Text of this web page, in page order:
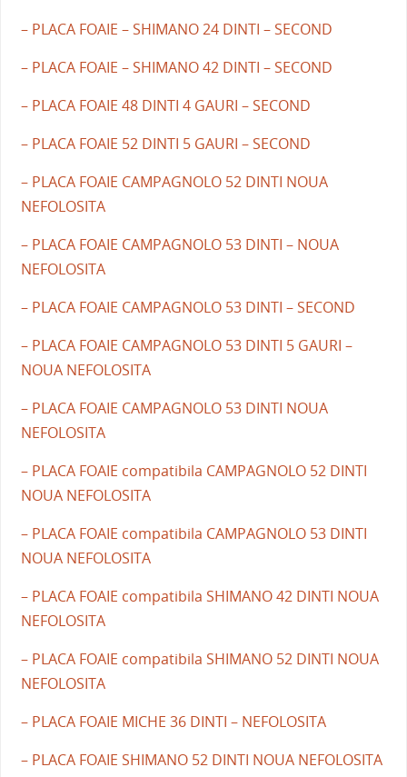
– PLACA FOAIE – SHIMANO 24 DINTI – SECOND
– PLACA FOAIE – SHIMANO 42 DINTI – SECOND
– PLACA FOAIE 48 DINTI 4 GAURI – SECOND
– PLACA FOAIE 52 DINTI 5 GAURI – SECOND
– PLACA FOAIE CAMPAGNOLO 52 DINTI NOUA
NEFOLOSITA
– PLACA FOAIE CAMPAGNOLO 53 DINTI – NOUA
NEFOLOSITA
– PLACA FOAIE CAMPAGNOLO 53 DINTI – SECOND
– PLACA FOAIE CAMPAGNOLO 53 DINTI 5 GAURI –
NOUA NEFOLOSITA
– PLACA FOAIE CAMPAGNOLO 53 DINTI NOUA
NEFOLOSITA
– PLACA FOAIE compatibila CAMPAGNOLO 52 DINTI
NOUA NEFOLOSITA
– PLACA FOAIE compatibila CAMPAGNOLO 53 DINTI
NOUA NEFOLOSITA
– PLACA FOAIE compatibila SHIMANO 42 DINTI NOUA
NEFOLOSITA
– PLACA FOAIE compatibila SHIMANO 52 DINTI NOUA
NEFOLOSITA
– PLACA FOAIE MICHE 36 DINTI – NEFOLOSITA
– PLACA FOAIE SHIMANO 52 DINTI NOUA NEFOLOSITA